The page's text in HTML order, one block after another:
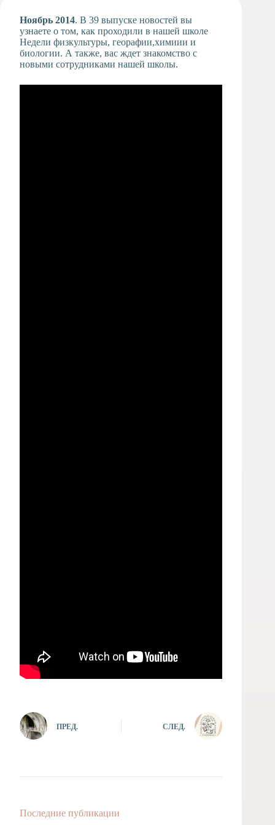
студия
Музыкальное
отделение
Психологическая
Ноябрь 2014. В 39 выпуске новостей вы
узнаете о том, как проходили в нашей школе
Недели физкультуры, георафии,химиии и
биологии. А также, вас ждет знакомство с
новыми сотрудниками нашей школы.
ПРЕД. СЛЕД.
Последние публикации